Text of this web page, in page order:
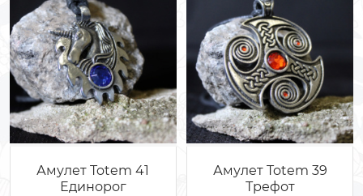
Амулет Totem 41
Единорог
Амулет Totem 39
Трефот